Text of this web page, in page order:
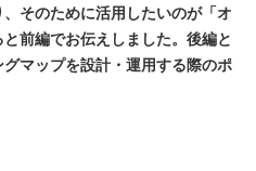
そのために活用したいのが「オ
前編でお伝えしました。後編と
マップを設計・運用する際のポ